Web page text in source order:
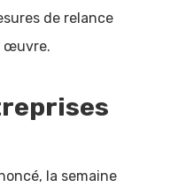
de relance
œuvre.
la semaine